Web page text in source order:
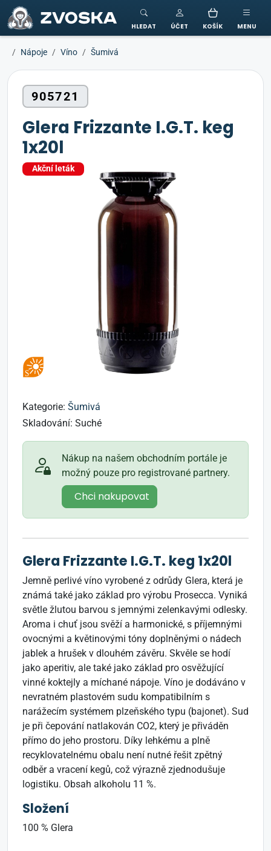
ZVOSKA
HLEDAT ÚČET KOŠÍK MENU
Nápoje Víno Šumivá
905721
Glera Frizzante I.G.T. keg
1x20l
Akční leták
Kategorie: Šumivá
Skladování: Suché
Nákup na našem obchodním portále je
možný pouze pro registrované partnery.
Chci nakupovat
Glera Frizzante I.G.T. keg 1x20l
Jemně perlivé víno vyrobené z odrůdy Glera, která je
známá také jako základ pro výrobu Prosecca. Vyniká
světle žlutou barvou s jemnými zelenkavými odlesky.
Aroma i chuť jsou svěží a harmonické, s příjemnými
ovocnými a květinovými tóny doplněnými o nádech
jablek a hrušek v dlouhém závěru. Skvěle se hodí
jako aperitiv, ale také jako základ pro osvěžující
vinné koktejly a míchané nápoje. Víno je dodáváno v
nevratném plastovém sudu kompatibilním s
narážecím systémem plzeňského typu (bajonet). Sud
je při čepování natlakován CO2, který je přiváděn
přímo do jeho prostoru. Díky lehkému a plně
recyklovatelnému obalu není nutné řešit zpětný
odběr a vracení kegů, což výrazně zjednodušuje
logistiku. Obsah alkoholu 11 %.
Složení
100 % Glera